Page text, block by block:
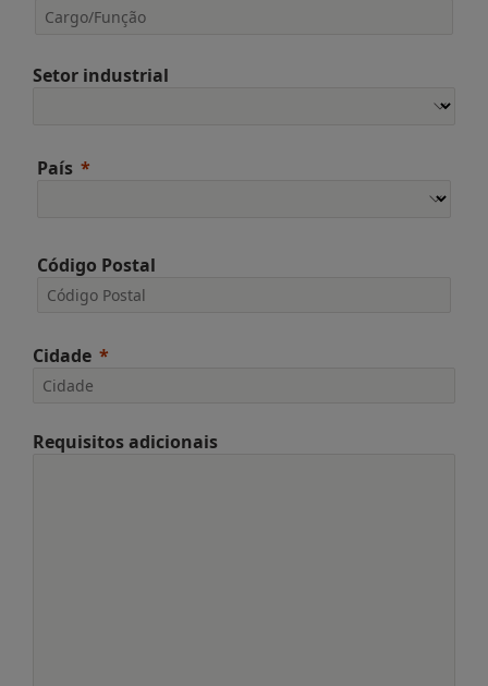
Setor industrial
País
Código Postal
Cidade
Requisitos adicionais